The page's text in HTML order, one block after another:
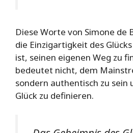
Diese Worte von Simone de
die Einzigartigkeit des
ist, seinen eigenen Weg zu
bedeutet nicht, dem
sondern authentisch zu sein
Glück zu definieren.